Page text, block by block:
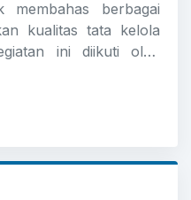
membahas berbagai
kualitas tata kelola
ini diikuti oleh
Satu Data
terkait konsep dan